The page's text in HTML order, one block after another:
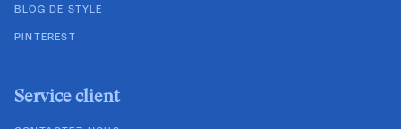
BLOG DE STYLE
PINTEREST
Service client